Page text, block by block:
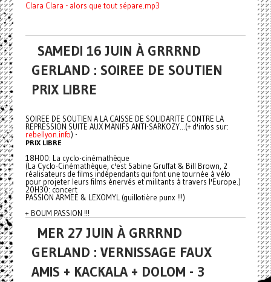
Clara Clara - alors que tout sépare.mp3
SAMEDI 16 JUIN À GRRRND
GERLAND : SOIREE DE SOUTIEN
PRIX LIBRE
SOIREE DE SOUTIEN A LA CAISSE DE SOLIDARITE CONTRE LA
REPRESSION SUITE AUX MANIFS ANTI-SARKOZY...(+ d'infos sur:
rebellyon.info) -
PRIX LIBRE
18H00: La cyclo-cinémathèque
(La Cyclo-Cinémathèque, c'est Sabine Gruffat & Bill Brown, 2
réalisateurs de films indépendants qui font une tournée à vélo
pour projeter leurs films énervés et militants à travers l'Europe.)
20H30: concert
PASSION ARMEE & LEXOMYL (guillotière punx !!!)
+ BOUM PASSION !!!
MER 27 JUIN À GRRRND
GERLAND : VERNISSAGE FAUX
AMIS + KACKALA + DOLOM - 3